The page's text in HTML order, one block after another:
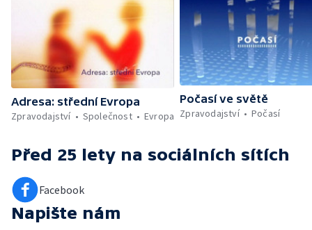
Adresa: střední Evropa
Zpravodajství
Společnost Evropa
Počasí ve světě
Zpravodajství
Počasí
Před 25 lety na sociálních sítích
Facebook
Napište nám